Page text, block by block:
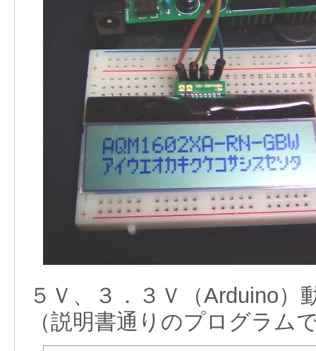
５Ｖ、３．３Ｖ（Arduino）
（説明書通りのプログラム